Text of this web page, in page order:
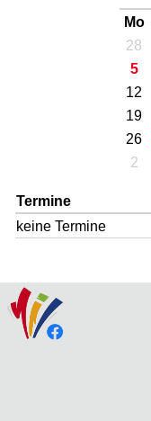
Mo
28
5
12
19
26
2
Termine
keine Termine